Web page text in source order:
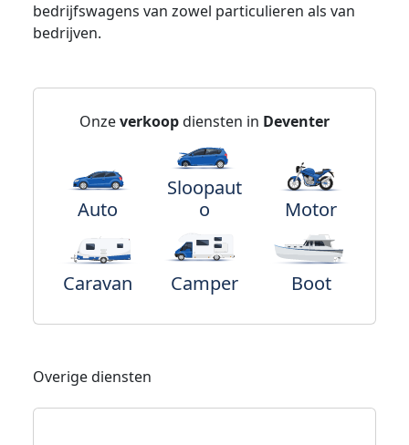
bedrijfswagens van zowel particulieren als van
bedrijven.
Onzeverkoopdiensten in Deventer
Auto
Sloopaut
o
Motor
Caravan Camper Boot
Overige diensten